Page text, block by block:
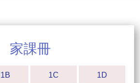
家課冊
1B 1C 1D